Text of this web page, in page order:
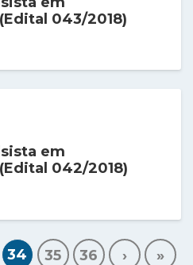
043/2018)
em
042/2018)
34 35 36 › »